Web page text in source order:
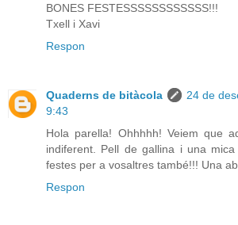
BONES FESTESSSSSSSSSSSS!!!
Txell i Xavi
Respon
Quaderns de bitàcola
24 de
9:43
Hola parella! Ohhhhh! Veiem que
indiferent. Pell de gallina i una
festes per a vosaltres també!!! Una
Respon